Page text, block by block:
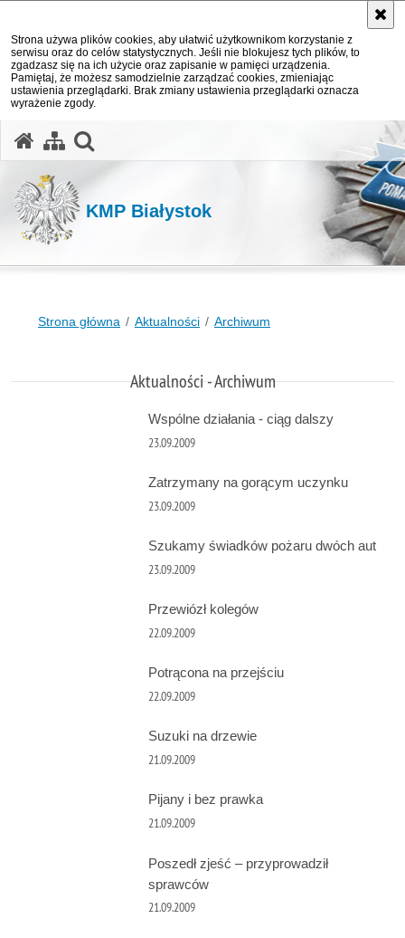
Strona używa plików cookies, aby ułatwić użytkownikom korzystanie z
serwisu oraz do celów statystycznych. Jeśli nie blokujesz tych plików, to
zgadzasz się na ich użycie oraz zapisanie w pamięci urządzenia.
Pamiętaj, że możesz samodzielnie zarządzać cookies, zmieniając
ustawienia przeglądarki. Brak zmiany ustawienia przeglądarki oznacza
wyrażenie zgody.
KMP Białystok
Strona główna Aktualności Archiwum
Aktualności - Archiwum
Wspólne działania - ciąg dalszy
23.09.2009
Zatrzymany na gorącym uczynku
23.09.2009
Szukamy świadków pożaru dwóch aut
23.09.2009
Przewiózł kolegów
22.09.2009
Potrącona na przejściu
22.09.2009
Suzuki na drzewie
21.09.2009
Pijany i bez prawka
21.09.2009
Poszedł zjeść – przyprowadził
sprawców
21.09.2009